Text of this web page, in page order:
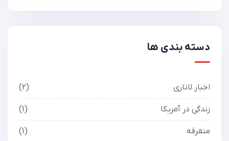
دسته بندی ها
اخبار لاتاری 2
زندگی در آمریکا 1
متفرقه 1